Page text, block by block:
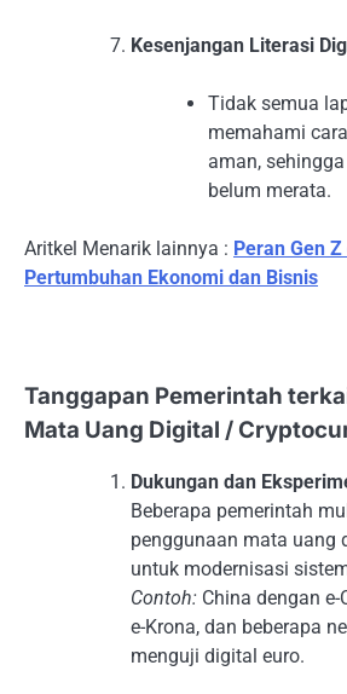
Kesenjangan Literasi
Tidak semua
memahami
aman,
belum merata.
Aritkel Menarik lainnya : Peran Gen
Pertumbuhan Ekonomi dan Bisnis
Tanggapan Pemerintah
Mata Uang Digital /
Dukungan dan
Beberapa pemerintah
penggunaan mata uang
untuk modernisasi
Contoh: China dengan e-
e-Krona, dan beberapa
menguji digital euro.